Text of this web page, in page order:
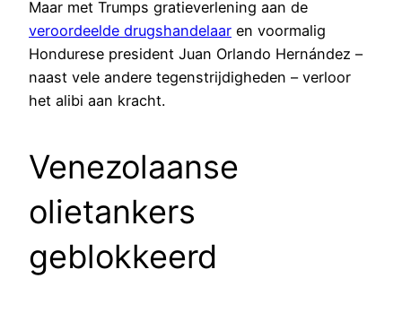
Maar met Trumps gratieverlening aan de
veroordeelde drugshandelaar en voormalig
Hondurese president Juan Orlando Hernández –
naast vele andere tegenstrijdigheden – verloor
het alibi aan kracht.
Venezolaanse
olietankers
geblokkeerd